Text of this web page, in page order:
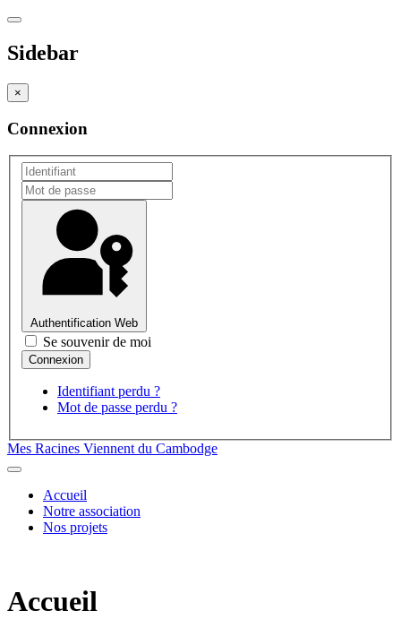
Sidebar
×
Connexion
Authentification Web
Se souvenir de moi
Identifiant perdu ?
Mot de passe perdu ?
Mes Racines Viennent du Cambodge
Accueil
Notre association
Nos projets
Accueil